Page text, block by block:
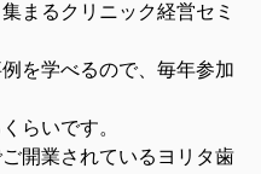
まるクリニック経営セミ
を学べるので、毎年参加
らいです。
開業されているヨリタ歯